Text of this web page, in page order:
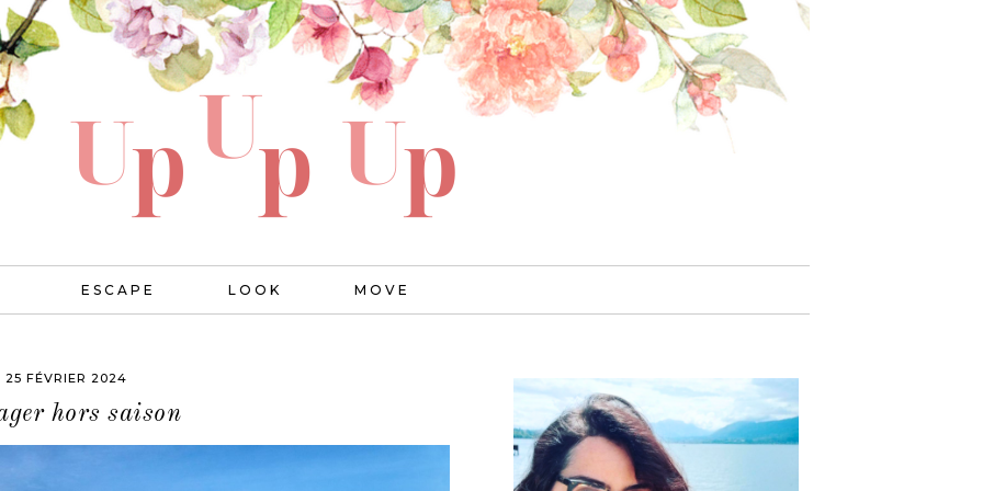
ESCAPE LOOK MOVE
25 FÉVRIER 2024
hors saison